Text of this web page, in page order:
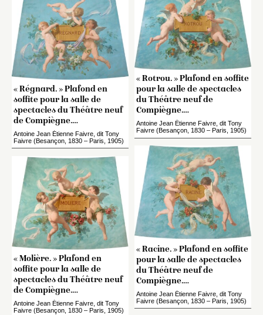
« Régnard. » Plafond en
soffite pour la salle de
spectacles du Théâtre neuf
de Compiègne.…
Antoine Jean Étienne Faivre, dit Tony
Faivre (Besançon, 1830 – Paris, 1905)
« Molière. » Plafond en
soffite pour la salle de
spectacles du Théâtre neuf
de Compiègne.…
Antoine Jean Étienne Faivre, dit Tony
Faivre (Besançon, 1830 – Paris, 1905)
« Rotrou. » Plafond en soffite
pour la salle de spectacles
du Théâtre neuf de
Compiègne.…
Antoine Jean Étienne Faivre, dit Tony
Faivre (Besançon, 1830 – Paris, 1905)
« Racine. » Plafond en soffite
pour la salle de spectacles
du Théâtre neuf de
Compiègne.…
Antoine Jean Étienne Faivre, dit Tony
Faivre (Besançon, 1830 – Paris, 1905)